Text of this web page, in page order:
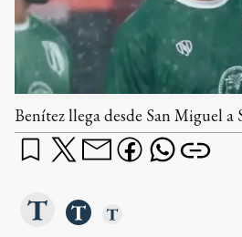
Benítez llega desde San Miguel a